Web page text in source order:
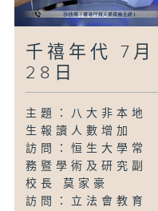
千禧年代 7月
28日
主題：八大非本地
生報讀人數增加
訪問：恒生大學常
務暨學術及研究副
校長 莫家豪
訪問：立法會教育